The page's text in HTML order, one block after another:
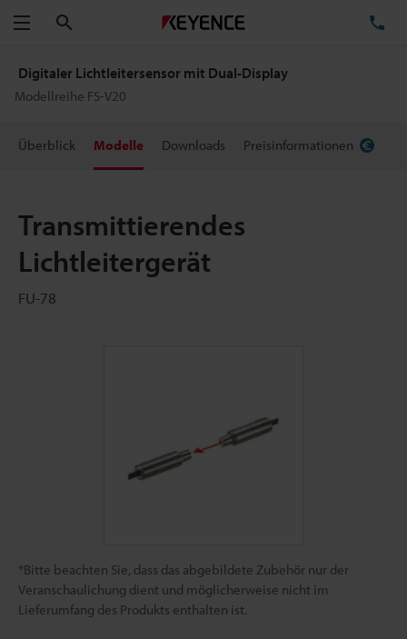
Menü
Digitaler Lichtleitersensor mit Dual-Display
Modellreihe FS-V20
Überblick Modelle Downloads Preisinformationen
Transmittierendes
Lichtleitergerät
FU-78
*Bitte beachten Sie, dass das abgebildete Zubehör nur der
Veranschaulichung dient und möglicherweise nicht im
Lieferumfang des Produkts enthalten ist.